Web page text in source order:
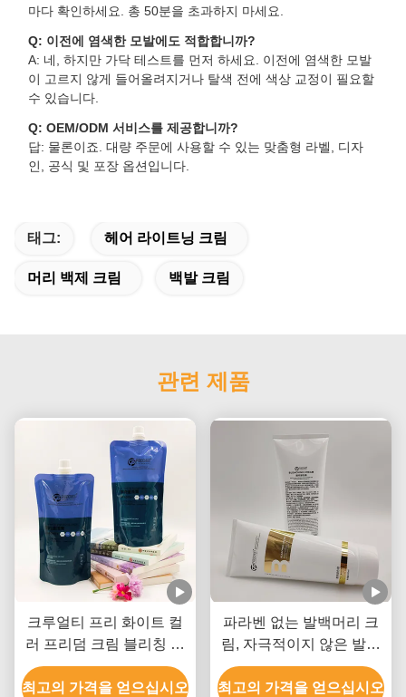
마다 확인하세요. 총 50분을 초과하지 마세요.
Q: 이전에 염색한 모발에도 적합합니까?
A: 네, 하지만 가닥 테스트를 먼저 하세요. 이전에 염색한 모발
이 고르지 않게 들어올려지거나 탈색 전에 색상 교정이 필요할
수 있습니다.
Q: OEM/ODM 서비스를 제공합니까?
답: 물론이죠. 대량 주문에 사용할 수 있는 맞춤형 라벨, 디자
인, 공식 및 포장 옵션입니다.
태그: 헤어 라이트닝 크림
머리 백제 크림 백발 크림
관련 제품
크루얼티 프리 화이트 컬
러 프리덤 크림 블리칭 개
인 레이블 모든 헤어 타입
최고의 가격을 얻으십시오
파라벤 없는 발백머리 크
림, 자극적이지 않은 발백
머리 크림
최고의 가격을 얻으십시오